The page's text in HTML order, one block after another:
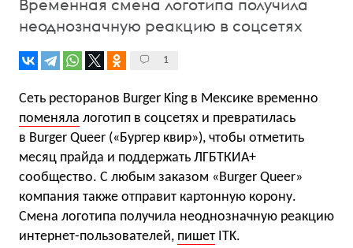
Временная смена логотипа получила
неоднозначную реакцию в соцсетях
1
Сеть ресторанов Burger King в Мексике временно
поменяла логотип в соцсетях и превратилась
в Burger Queer («Бургер квир»), чтобы отметить
месяц прайда и поддержать ЛГБТКИА+
сообщество. С любым заказом «Burger Queer»
компания также отправит картонную корону.
Смена логотипа получила неоднозначную реакцию
интернет-пользователей, пишет ITK.